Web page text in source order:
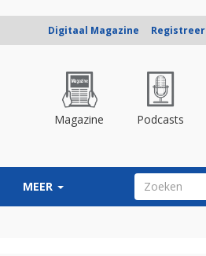
Digitaal Magazine Registreer
Magazine Podcasts
MEER ZOEKVELD